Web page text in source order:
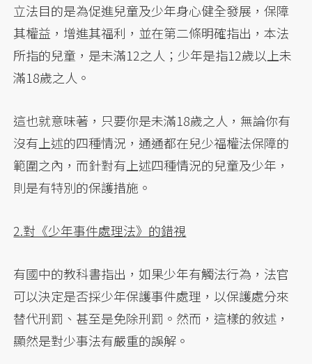
立法目的是為促進兒童及少年身心健全發展，保障
其權益，增進其福利，並在第二條明確指出，本法
所指的兒童，是未滿12之人；少年是指12歲以上未
滿18歲之人。
這也就意味著，只要你是未滿18歲之人，無論你有
沒有上述的四種情況，通通都在兒少福權法保障的
範圍之內，而針對有上述四種情況的兒童及少年，
則是有特別的保護措施。
2.對《少年事件處理法》的錯視
有國中的教科書指出，如果少年有觸法行為，法官
可以決定是否採少年保護事件處理，以保護處分來
替代刑罰、甚至是免除刑罰。然而，這樣的敘述，
顯然是對少事法有嚴重的誤解。